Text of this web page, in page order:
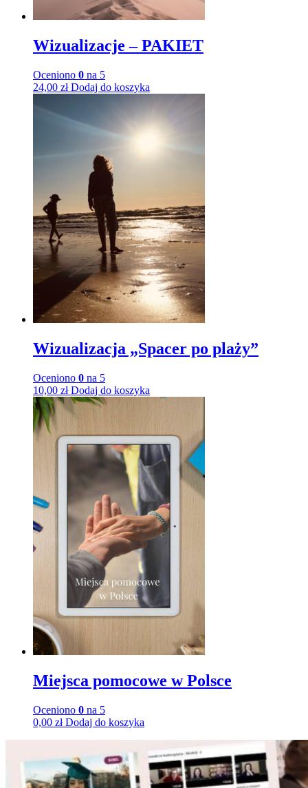
Wizualizacje – PAKIET
Oceniono 0 na 5
24,00 zł Dodaj do koszyka
Wizualizacja „Spacer po plaży”
Oceniono 0 na 5
10,00 zł Dodaj do koszyka
Miejsca pomocowe w Polsce
Oceniono 0 na 5
0,00 zł Dodaj do koszyka